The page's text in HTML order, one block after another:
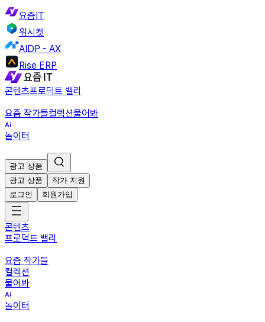
요즘IT
위시켓
AIDP - AX
Rise ERP
콘텐츠프로덕트 밸리
요즘 작가들컬렉션물어봐
놀이터
광고 상품
광고 상품
작가 지원
로그인
회원가입
콘텐츠
프로덕트 밸리
요즘 작가들
컬렉션
물어봐
놀이터